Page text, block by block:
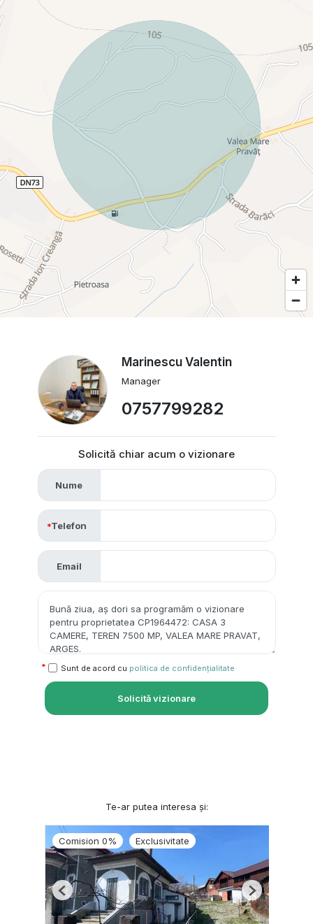
Marinescu Valentin
Manager
0757799282
Solicită chiar acum o vizionare
Nume
Telefon
Email
Sunt de acord cu politica de confidențialitate
Solicită vizionare
Te-ar putea interesa și:
Comision 0% Exclusivitate
Previous Next